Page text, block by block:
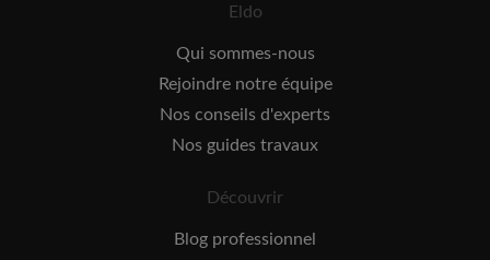
Eldo
Qui sommes-nous
Rejoindre notre équipe
Nos conseils d'experts
Nos guides travaux
Découvrir
Blog professionnel